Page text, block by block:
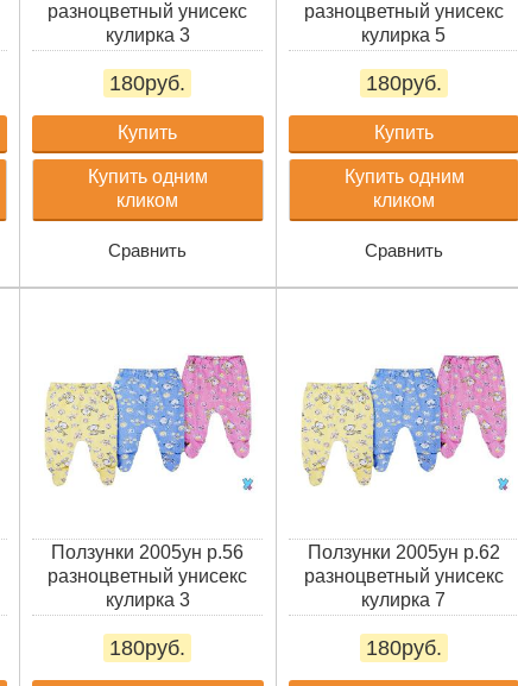
разноцветный унисекс
кулирка 3
180руб.
Купить
Купить одним
кликом
Сравнить
разноцветный унисекс
кулирка 5
180руб.
Купить
Купить одним
кликом
Сравнить
Ползунки 2005ун р.56
разноцветный унисекс
кулирка 3
180руб.
Ползунки 2005ун р.62
разноцветный унисекс
кулирка 7
180руб.